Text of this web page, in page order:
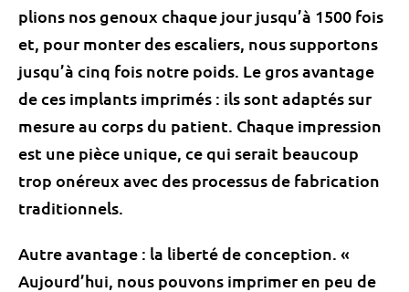
plions nos genoux chaque jour jusqu’à 1500 fois
et, pour monter des escaliers, nous supportons
jusqu’à cinq fois notre poids. Le gros avantage
de ces implants imprimés : ils sont adaptés sur
mesure au corps du patient. Chaque impression
est une pièce unique, ce qui serait beaucoup
trop onéreux avec des processus de fabrication
traditionnels.
Autre avantage : la liberté de conception. «
Aujourd’hui, nous pouvons imprimer en peu de